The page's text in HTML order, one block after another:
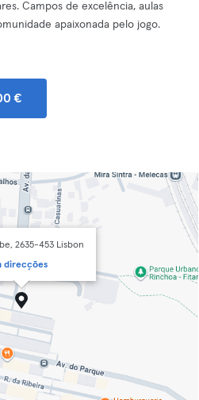
Campos de excelência, aulas
apaixonada pelo jogo.
€
2635-453 Lisbon
direcções